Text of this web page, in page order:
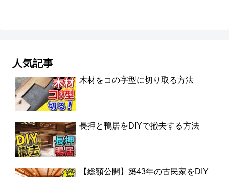
人気記事
木材をコの字型に切り取る方法
長押と鴨居をDIYで撤去する方法
【総額公開】築43年の古民家をDIY